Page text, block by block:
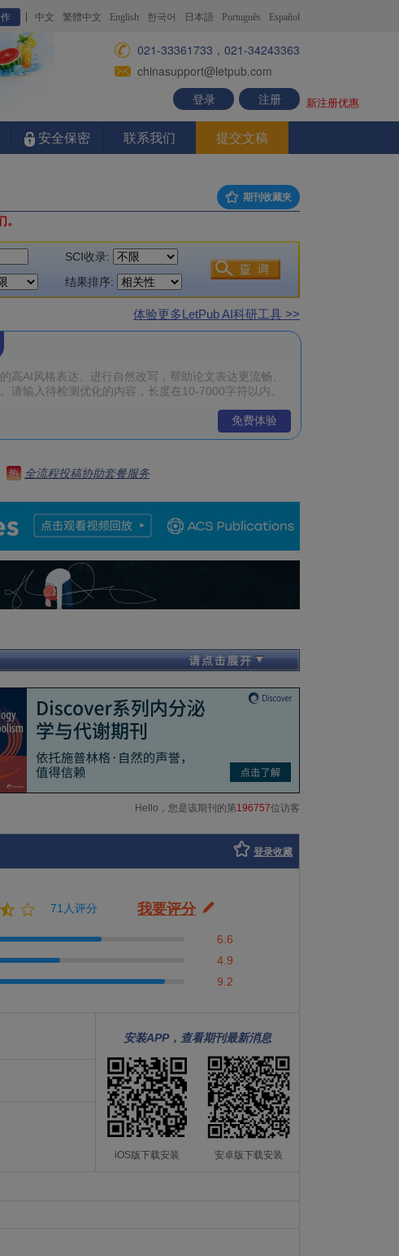
中文 繁體中文 English 한국어 日本語 Português Español
021-33361733，021-34243363
chinasupport@letpub.com
登录
注册 新注册优惠
安全保密 联系我们 提交文稿
期刊收藏夹
SCI收录:
结果排序:
体验更多LetPub AI科研工具 >>
免费体验
热 全流程投稿协助套餐服务
Hello，您是该期刊的第196757位访客
登录收藏
71人评分 我要评分
6.6
4.9
9.2
安装APP，查看期刊最新消息
iOS版下载安装 安卓版下载安装